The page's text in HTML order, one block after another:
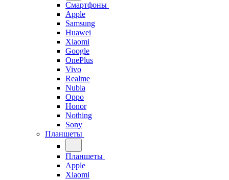
Смартфоны
Apple
Samsung
Huawei
Xiaomi
Google
OnePlus
Vivo
Realme
Nubia
Oppo
Honor
Nothing
Sony
Планшеты
Планшеты
Apple
Xiaomi